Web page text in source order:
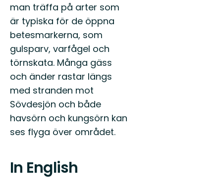
man träffa på arter som
är typiska för de öppna
betesmarkerna, som
gulsparv, varfågel och
törnskata. Många gäss
och änder rastar längs
med stranden mot
Sövdesjön och både
havsörn och kungsörn kan
ses flyga över området.
In English